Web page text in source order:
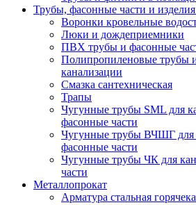
Трубы, фасонные части и
Воронки кровельные
Люки и дождеприемники
ПВХ трубы и фасонные
Полипропиленовые трубы
канализации
Смазка сантехническая
Трапы
Чугунные трубы SML для
фасонные части
Чугунные трубы ВЧШГ для
фасонные части
Чугунные трубы ЧК для
части
Металлопрокат
Арматура стальная